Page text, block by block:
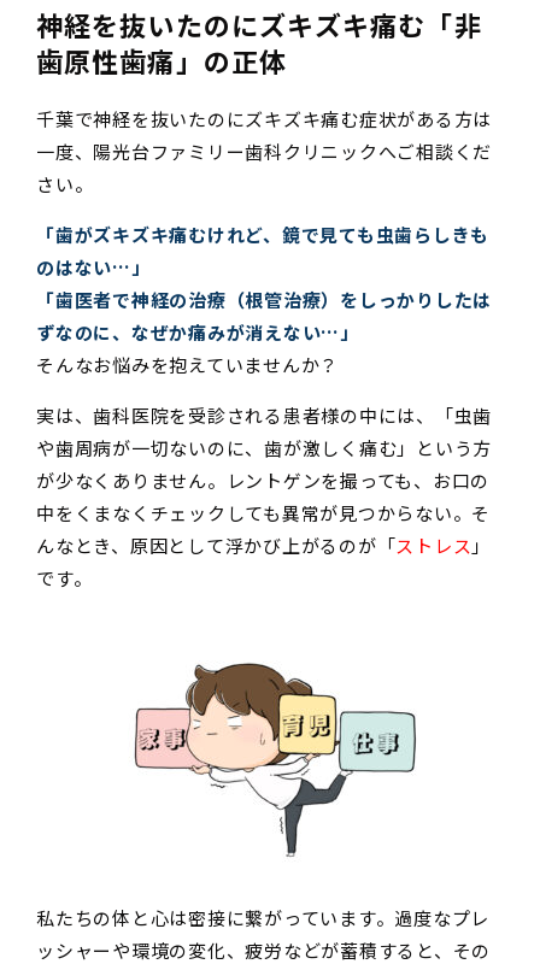
神経を抜いたのにズキズキ痛む「非
歯原性歯痛」の正体
千葉で神経を抜いたのにズキズキ痛む症状がある方は
一度、陽光台ファミリー歯科クリニックへご相談くだ
さい。
「歯がズキズキ痛むけれど、鏡で見ても虫歯らしきも
のはない…」
「歯医者で神経の治療（根管治療）をしっかりしたは
ずなのに、なぜか痛みが消えない…」
そんなお悩みを抱えていませんか？
実は、歯科医院を受診される患者様の中には、「虫歯
や歯周病が一切ないのに、歯が激しく痛む」という方
が少なくありません。レントゲンを撮っても、お口の
中をくまなくチェックしても異常が見つからない。そ
んなとき、原因として浮かび上がるのが「ストレス 」
です。
私たちの体と心は密接に繋がっています。過度なプレ
ッシャーや環境の変化、疲労などが蓄積すると、その